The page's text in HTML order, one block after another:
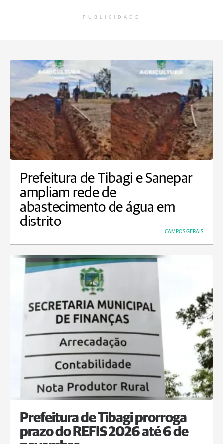
PUBLICIDADE
Prefeitura de Tibagi e Sanepar
ampliam rede de
abastecimento de água em
distrito
CAMPOS GERAIS
Prefeitura de Tibagi prorroga
prazo do REFIS 2026 até 6 de